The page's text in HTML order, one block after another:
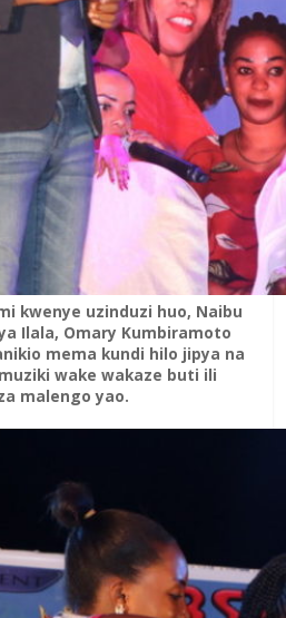
kwenye uzinduzi huo, Naibu
Ilala, Omary Kumbiramoto
mema kundi hilo jipya na
wake wakaze buti ili
malengo yao.